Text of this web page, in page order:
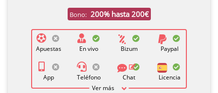
Bono: 200% hasta 200€
Ver más
Apuestas En vivo Bizum Paypal
App Teléfono Chat Licencia